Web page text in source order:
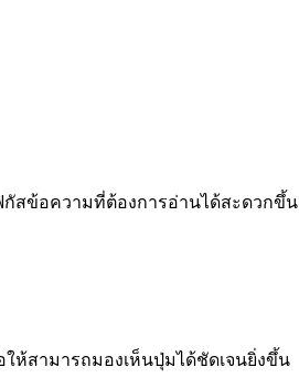
สข้อความที่ต้องการอ่านได้สะดวกขึ้น
ห้สามารถมองเห็นปุ่มได้ชัดเจนยิ่งขึ้น